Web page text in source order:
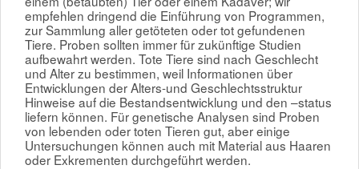
empfehlen dringend die Einführung von Programmen,
zur Sammlung aller getöteten oder tot gefundenen
Tiere. Proben sollten immer für zukünftige Studien
aufbewahrt werden. Tote Tiere sind nach Geschlecht
und Alter zu bestimmen, weil Informationen über
Entwicklungen der Alters-und Geschlechtsstruktur
Hinweise auf die Bestandsentwicklung und den –status
liefern können. Für genetische Analysen sind Proben
von lebenden oder toten Tieren gut, aber einige
Untersuchungen können auch mit Material aus Haaren
oder Exkrementen durchgeführt werden.